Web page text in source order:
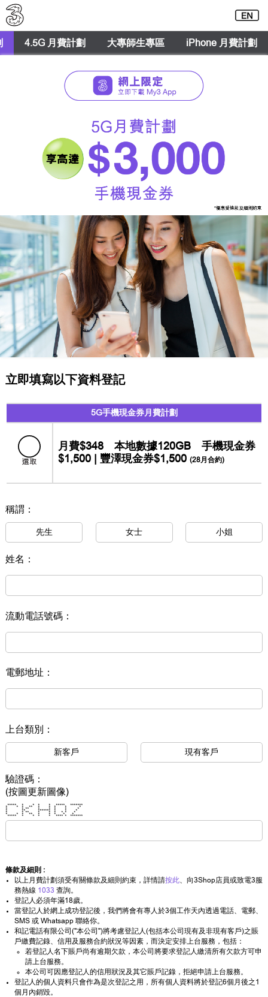
4.5G 月費計劃 大專師生專區 iPhone 月費計劃
立即填寫以下資料登記
5G手機現金券月費計劃
月費$348 本地數據120GB 手機現金券
$1,500 | 豐澤現金券$1,500 (28月合約)
稱謂：
先生 女士 小姐
姓名：
流動電話號碼：
電郵地址：
上台類別：
新客戶 現有客戶
驗證碼：
(按圖更新圖像)
***** * * * * ***** *******
* * * ** * * * * *
* * ** * * * * *
* ** ******* * * *
* * ** * * * * * *
* * * ** * * * * *
***** * * * * **** * *******
條款及細則 :
以上月費計劃須受有關條款及細則約束，詳情請按此、向3Shop店員或致電3服
務熱線 1033 查詢。
登記人必須年滿18歲。
當登記人於網上成功登記後，我們將會有專人於3個工作天內透過電話、電郵、
SMS 或 Whatsapp 聯絡你。
和記電話有限公司("本公司")將考慮登記人(包括本公司現有及非現有客戶)之賬
戶繳費記錄、信用及服務合約狀況等因素，而決定安排上台服務，包括：
若登記人名下賬戶尚有逾期欠款，本公司將要求登記人繳清所有欠款方可申
請上台服務。
本公司可因應登記人的信用狀況及其它賬戶記錄，拒絕申請上台服務。
登記人的個人資料只會作為是次登記之用，所有個人資料將於登記6個月後之1
個月內銷毀。